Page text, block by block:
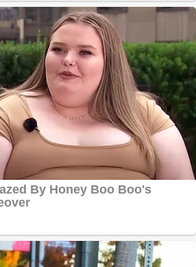
sticlă cu vin din
Murfatlar
si